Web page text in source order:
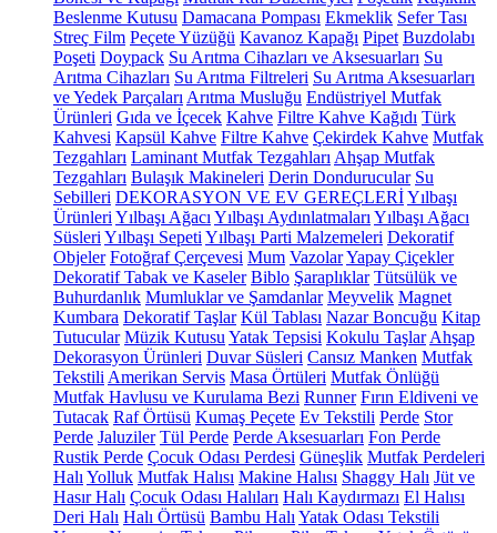
Beslenme Kutusu Damacana Pompası Ekmeklik Sefer Tası
Streç Film Peçete Yüzüğü Kavanoz Kapağı Pipet Buzdolabı
Poşeti Doypack Su Arıtma Cihazları ve Aksesuarları Su
Arıtma Cihazları Su Arıtma Filtreleri Su Arıtma Aksesuarları
ve Yedek Parçaları Arıtma Musluğu Endüstriyel Mutfak
Ürünleri Gıda ve İçecek Kahve Filtre Kahve Kağıdı Türk
Kahvesi Kapsül Kahve Filtre Kahve Çekirdek Kahve Mutfak
Tezgahları Laminant Mutfak Tezgahları Ahşap Mutfak
Tezgahları Bulaşık Makineleri Derin Dondurucular Su
Sebilleri DEKORASYON VE EV GEREÇLERİYılbaşı
Ürünleri Yılbaşı Ağacı Yılbaşı Aydınlatmaları Yılbaşı Ağacı
Süsleri Yılbaşı Sepeti Yılbaşı Parti Malzemeleri Dekoratif
Objeler Fotoğraf Çerçevesi Mum VazolarYapay Çiçekler
Dekoratif Tabak ve Kaseler Biblo Şaraplıklar Tütsülük ve
Buhurdanlık Mumluklar ve Şamdanlar Meyvelik Magnet
Kumbara Dekoratif Taşlar Kül Tablası Nazar Boncuğu Kitap
Tutucular Müzik Kutusu Yatak Tepsisi Kokulu Taşlar Ahşap
Dekorasyon Ürünleri Duvar Süsleri Cansız Manken Mutfak
Tekstili Amerikan Servis Masa Örtüleri Mutfak Önlüğü
Mutfak Havlusu ve Kurulama Bezi Runner Fırın Eldiveni ve
Tutacak Raf Örtüsü Kumaş Peçete Ev Tekstili Perde Stor
Perde Jaluziler Tül Perde Perde Aksesuarları Fon Perde
Rustik Perde Çocuk Odası Perdesi Güneşlik Mutfak Perdeleri
Halı Yolluk Mutfak Halısı Makine Halısı Shaggy Halı Jüt ve
Hasır Halı Çocuk Odası Halıları Halı Kaydırmazı El Halısı
Deri Halı Halı Örtüsü Bambu Halı Yatak Odası Tekstili